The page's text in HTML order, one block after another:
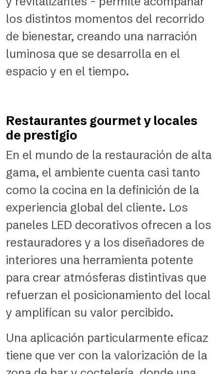
los distintos momentos del recorrido
de bienestar, creando una narración
luminosa que se desarrolla en el
espacio y en el tiempo.
Restaurantes gourmet y locales
de prestigio
En el mundo de la restauración de alta
gama, el ambiente cuenta casi tanto
como la cocina en la definición de la
experiencia global del cliente. Los
paneles LED decorativos ofrecen a los
restauradores y a los diseñadores de
interiores una herramienta potente
para crear atmósferas distintivas que
refuerzan el posicionamiento del local
y amplifican su valor percibido.
Una aplicación particularmente eficaz
tiene que ver con la valorización de la